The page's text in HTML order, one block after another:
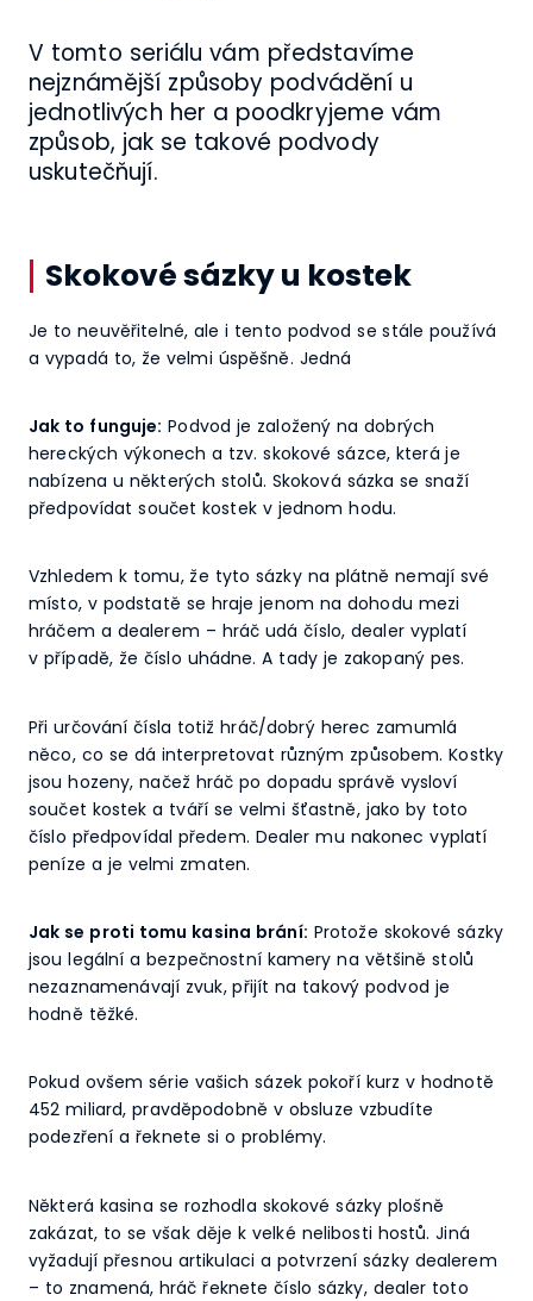
V tomto seriálu vám představíme
nejznámější způsoby podvádění u
jednotlivých her a poodkryjeme vám
způsob, jak se takové podvody
uskutečňují.
Skokové sázky u kostek
Je to neuvěřitelné, ale i tento podvod se stále používá
a vypadá to, že velmi úspěšně. Jedná
Jak to funguje: Podvod je založený na dobrých
hereckých výkonech a tzv. skokové sázce, která je
nabízena u některých stolů. Skoková sázka se snaží
předpovídat součet kostek v jednom hodu.
Vzhledem k tomu, že tyto sázky na plátně nemají své
místo, v podstatě se hraje jenom na dohodu mezi
hráčem a dealerem – hráč udá číslo, dealer vyplatí
v případě, že číslo uhádne. A tady je zakopaný pes.
Při určování čísla totiž hráč/dobrý herec zamumlá
něco, co se dá interpretovat různým způsobem. Kostky
jsou hozeny, načež hráč po dopadu správě vysloví
součet kostek a tváří se velmi šťastně, jako by toto
číslo předpovídal předem. Dealer mu nakonec vyplatí
peníze a je velmi zmaten.
Jak se proti tomu kasina brání: Protože skokové sázky
jsou legální a bezpečnostní kamery na většině stolů
nezaznamenávají zvuk, přijít na takový podvod je
hodně těžké.
Pokud ovšem série vašich sázek pokoří kurz v hodnotě
452 miliard, pravděpodobně v obsluze vzbudíte
podezření a řeknete si o problémy.
Některá kasina se rozhodla skokové sázky plošně
zakázat, to se však děje k velké nelibosti hostů. Jiná
vyžadují přesnou artikulaci a potvrzení sázky dealerem
– to znamená, hráč řeknete číslo sázky, dealer toto